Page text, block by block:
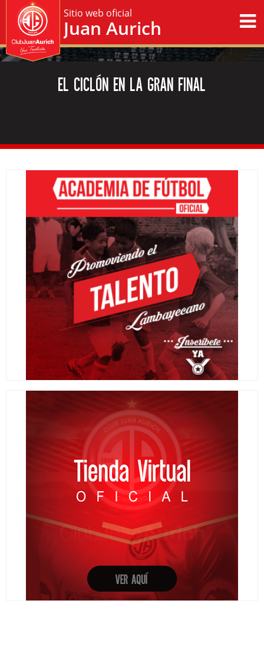
Sitio web oficial
Juan Aurich
EL CICLÓN EN LA GRAN FINAL
Escuela Oficial de fútbol